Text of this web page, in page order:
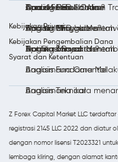
Kebijakan Privasi
Kebijakan Pengembalian Dana
Syarat dan Ketentuan
Bonus Forex
Trading Perak Online
Trading Minyak Mentah
Trading Minyak Mentah
Analisis Forex Harian
Analisis Mingguan
Notifikasi Pasar
Apa itu CFD Saham?
Apa itu CFD Indeks?
Apa itu Komoditas?
Analisis Fundamental
Analisis Teknikal
Cara Membuka Akun
Bagaimana cara
Bagaimana cara
Bagaimana Cara
Bagaimana cara
Z Forex Capital Market LLC
registrasi 2145 LLC 2022 dan diatur
dengan nomor lisensi T2023321
lembaga kliring, dengan alamat